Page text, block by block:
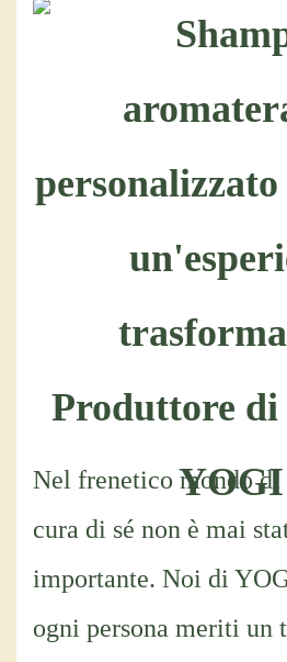
Nel frenetico mondo di
cura di sé non è mai
importante. Noi di
ogni persona meriti un